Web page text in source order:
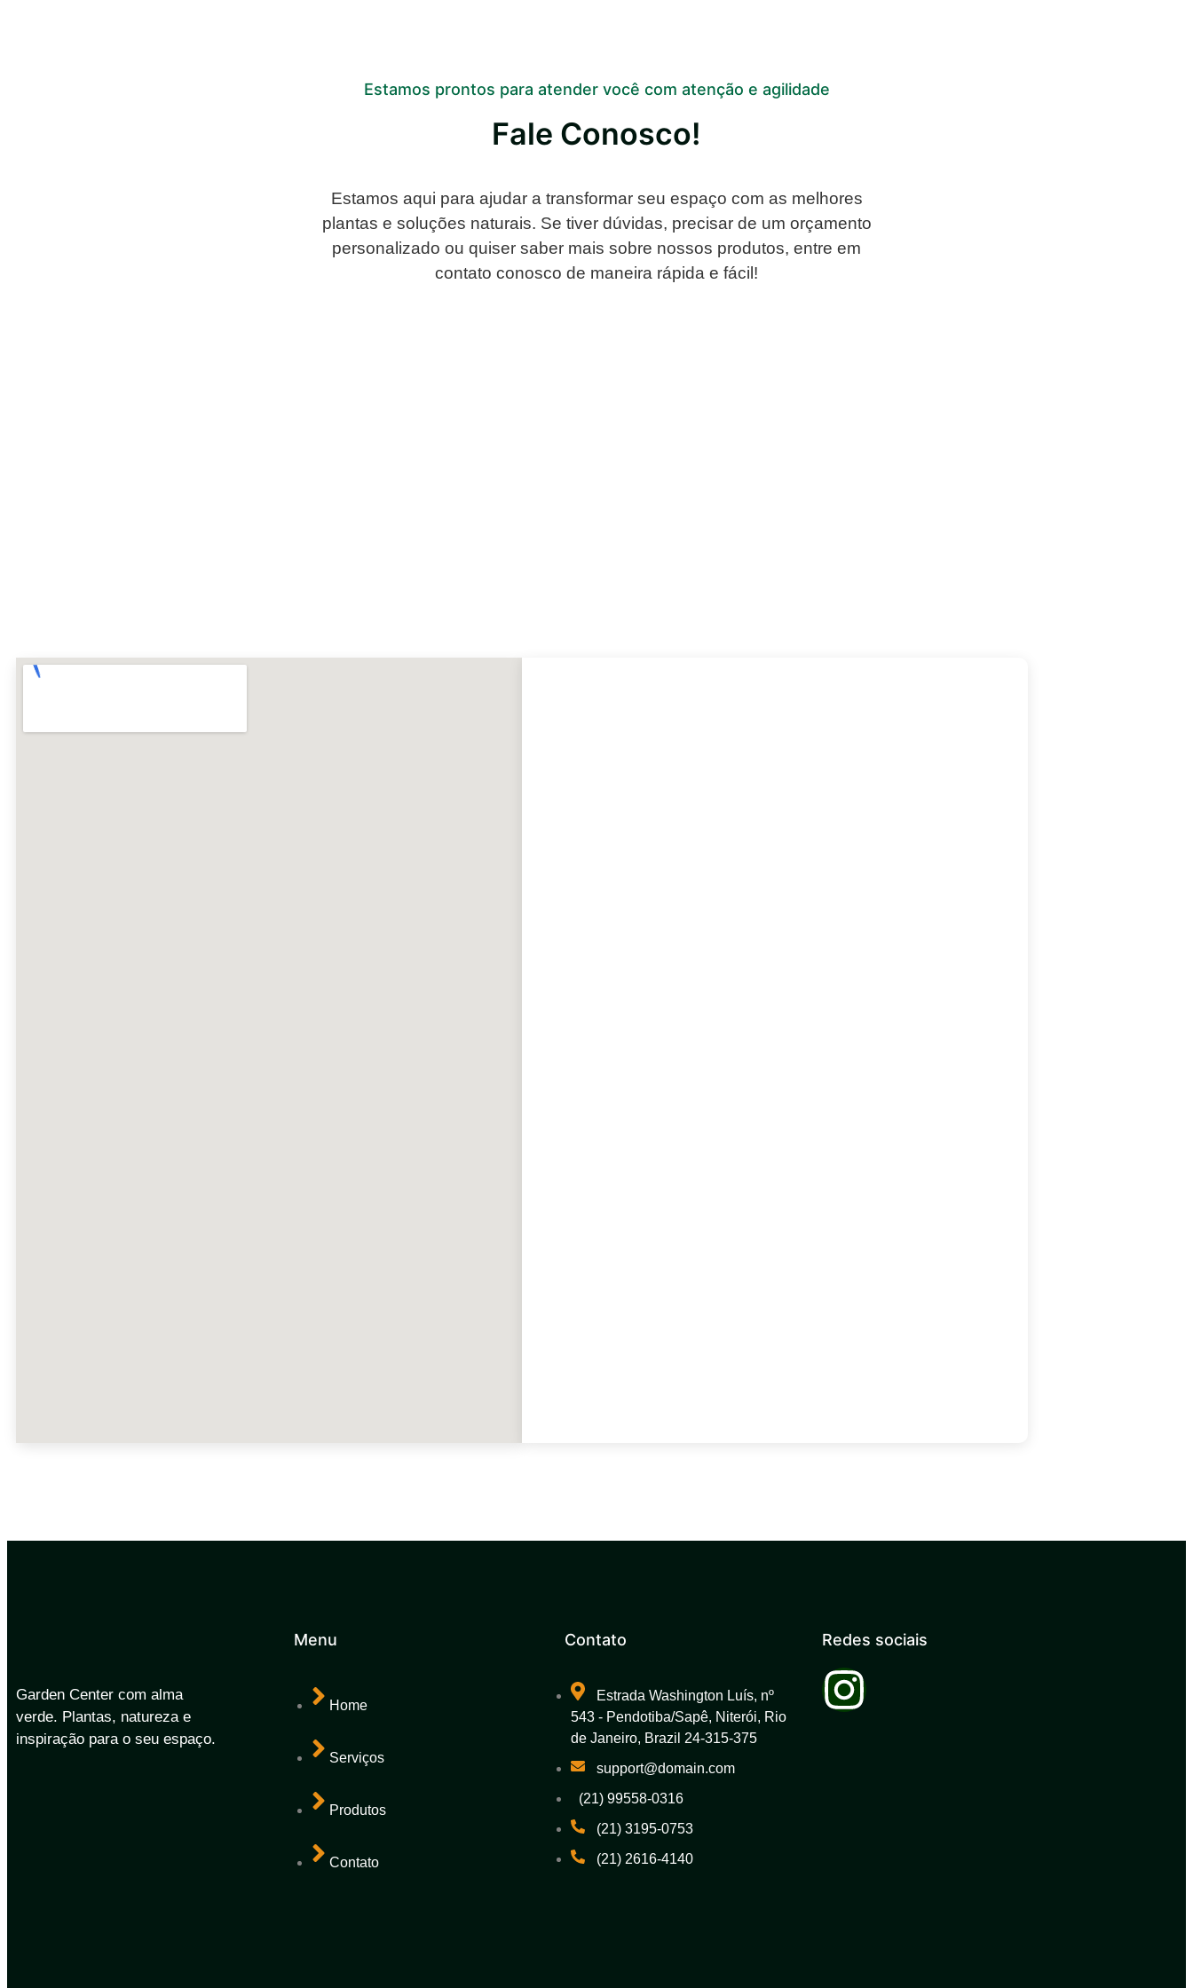
Estamos prontos para atender você com atenção e agilidade
Fale Conosco!
Estamos aqui para ajudar a transformar seu espaço com as melhores
plantas e soluções naturais. Se tiver dúvidas, precisar de um orçamento
personalizado ou quiser saber mais sobre nossos produtos, entre em
contato conosco de maneira rápida e fácil!
Garden Center com alma
verde. Plantas, natureza e
inspiração para o seu espaço.
Menu
Home
Serviços
Produtos
Contato
Contato
Estrada Washington Luís, nº
543 - Pendotiba/Sapê, Niterói, Rio
de Janeiro, Brazil 24-315-375
support@domain.com
(21) 99558-0316
(21) 3195-0753
(21) 2616-4140
Redes sociais